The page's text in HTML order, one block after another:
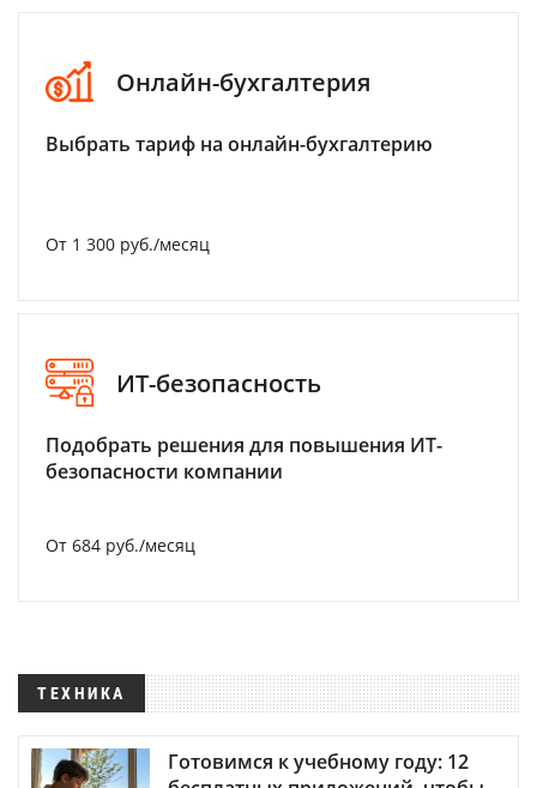
Онлайн-бухгалтерия
Выбрать тариф на онлайн-бухгалтерию
От 1 300 руб./месяц
ИТ-безопасность
Подобрать решения для повышения ИТ-
безопасности компании
От 684 руб./месяц
ТЕХНИКА
Готовимся к учебному году: 12